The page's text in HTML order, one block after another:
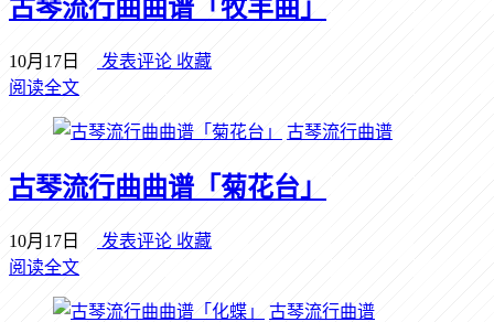
古琴流行曲曲谱「牧羊曲」
10月17日 发表评论 收藏
阅读全文
古琴流行曲谱
古琴流行曲曲谱「菊花台」
10月17日 发表评论 收藏
阅读全文
古琴流行曲谱